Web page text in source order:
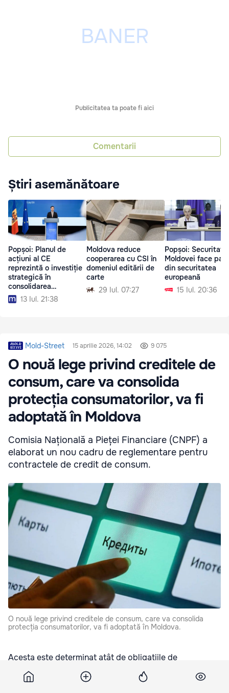
Publicitatea ta poate fi aici
Comentarii
Știri asemănătoare
Popșoi: Planul de
acțiuni al CE
reprezintă o investiție
strategică în
consolidarea
democrației
13 Iul. 21:38
Moldova reduce
cooperarea cu CSI în
domeniul editării de
carte
29 Iul. 07:27
Popșoi:
Moldovei face
din securitatea
europeană
15 Iul. 20:36
Mold-Street 15 aprilie 2026, 14:02 9 075
O nouă lege privind creditele de
consum, care va consolida
protecția consumatorilor, va fi
adoptată în Moldova
Comisia Națională a Pieței Financiare (CNPF) a
elaborat un nou cadru de reglementare pentru
contractele de credit de consum.
O nouă lege privind creditele de consum, care va consolida
protecția consumatorilor, va fi adoptată în Moldova.
Acesta este determinat atât de obligațiile de
armonizare cu acquis-ul Uniunii Europene, cât și de
schimbările produse pe piața creditării în ultimii ani,